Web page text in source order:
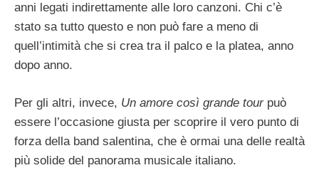
anni legati indirettamente alle loro canzoni. Chi c’è
stato sa tutto questo e non può fare a meno di
quell’intimità che si crea tra il palco e la platea, anno
dopo anno.
Per gli altri, invece, Un amore così grande tourpuò
essere l’occasione giusta per scoprire il vero punto di
forza della band salentina, che è ormai una delle realtà
più solide del panorama musicale italiano.